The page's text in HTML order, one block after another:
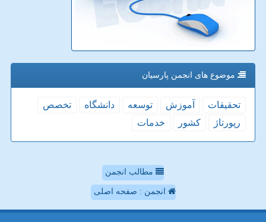
موضوع های انجمن پارسیان
تحقیقات آموزش توسعه دانشگاه
تخصص
رپورتاژ
كشور خدمات
مطالب انجمن
انجمن : صفحه اصلی